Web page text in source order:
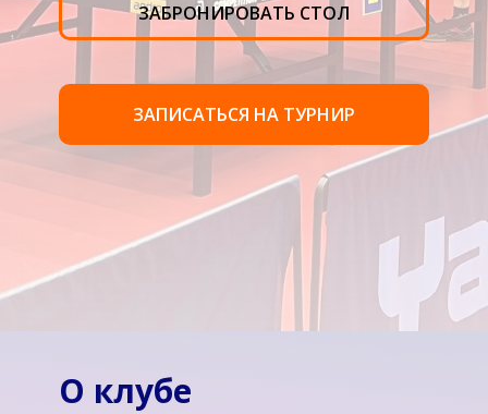
ЗАБРОНИРОВАТЬ СТОЛ
ЗАПИСАТЬСЯ НА ТУРНИР
О клубе